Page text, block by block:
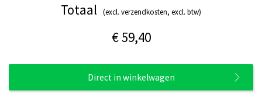
Totaal (excl. verzendkosten, excl. btw)
€ 59,40
Direct in winkelwagen